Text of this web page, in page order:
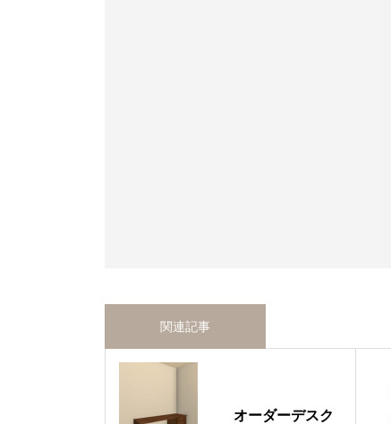
関連記事
オーダーデスク